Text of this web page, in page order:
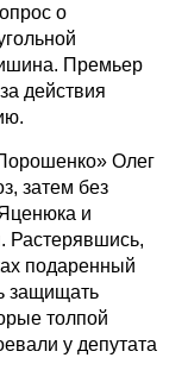
о
Премьер
действия
Олег
затем без
и
Растерявшись,
подаренный
защищать
толпой
у депутата